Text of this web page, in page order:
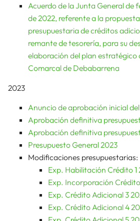
Acuerdo de la Junta General de
de 2022, referente a la
presupuestaria de créditos
remante de tesorería, para su
elaboración del plan estratégico
Comarcal de Debabarrena
2023
Anuncio de aprobación inicial
Aprobación definitiva
Aprobación definitiva
Presupuesto General 2023
Modificaciones presupuestarias:
Exp. Habilitación Crédito 1
Exp. Incorporación
Exp. Crédito Adicional 3
Exp. Crédito Adicional 4